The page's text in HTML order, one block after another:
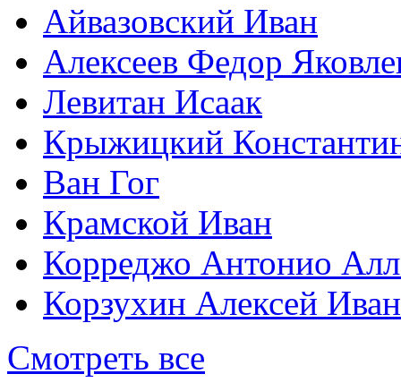
Айвазовский Иван
Алексеев Федор
Левитан Исаак
Крыжицкий
Ван Гог
Крамской Иван
Корреджо Антонио
Корзухин Алексей
Смотреть все